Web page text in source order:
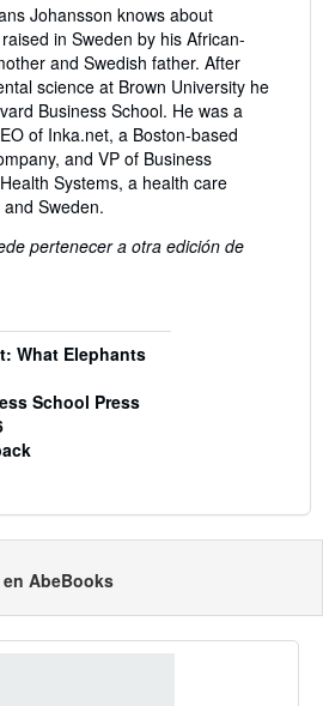
Johansson knows about
in Sweden by his African-
and Swedish father. After
science at Brown University he
Business School. He was a
of Inka.net, a Boston-based
and VP of Business
Systems, a health care
Sweden.
pertenecer a otra edición de
What Elephants
School Press
AbeBooks